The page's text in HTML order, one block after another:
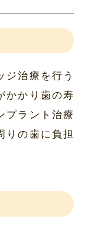
ジ治療を行う
かかり歯の寿
プラント治療
りの歯に負担